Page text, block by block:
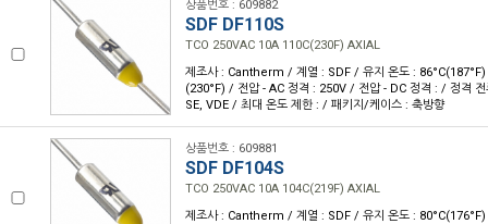
상품번호 : 609882
SDF DF110S
TCO 250VAC 10A 110C(230F) AXIAL
제조사 : Cantherm / 계열 : SDF / 유지 온도 : 86°C(187°F)
(230°F) / 전압 - AC 정격 : 250V / 전압 - DC 정격 : / 정격
SE, VDE / 최대 온도 제한 : / 패키지/케이스 : 축방향
상품번호 : 609881
SDF DF104S
TCO 250VAC 10A 104C(219F) AXIAL
제조사 : Cantherm / 계열 : SDF / 유지 온도 : 80°C(176°F)